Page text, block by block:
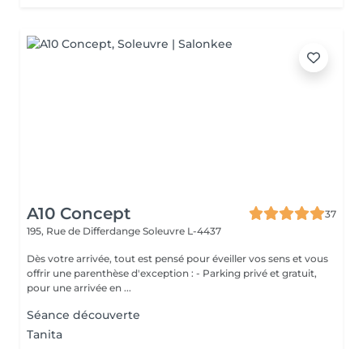
A10 Concept
37
195, Rue de Differdange Soleuvre L-4437
Dès votre arrivée, tout est pensé pour éveiller vos sens et vous
offrir une parenthèse d'exception : - Parking privé et gratuit,
pour une arrivée en ...
Séance découverte
Tanita